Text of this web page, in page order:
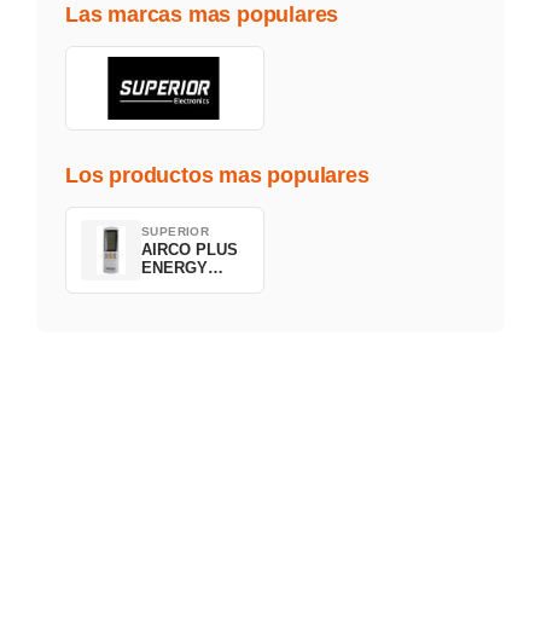
Las marcas mas populares
Los productos mas populares
SUPERIOR
AIRCO PLUS
ENERGY